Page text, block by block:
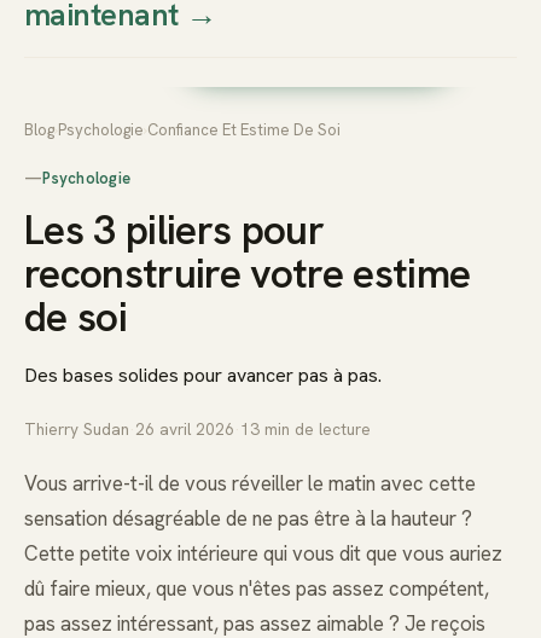
Thierry
Prendre rendez-vous dès
maintenant→
Blog Psychologie Confiance Et Estime De Soi
—Psychologie
Les 3 piliers pour
reconstruire votre estime
de soi
Des bases solides pour avancer pas à pas.
Thierry Sudan 26 avril 2026 13 min de lecture
Vous arrive-t-il de vous réveiller le matin avec cette
sensation désagréable de ne pas être à la hauteur ?
Cette petite voix intérieure qui vous dit que vous auriez
dû faire mieux, que vous n'êtes pas assez compétent,
pas assez intéressant, pas assez aimable ? Je reçois